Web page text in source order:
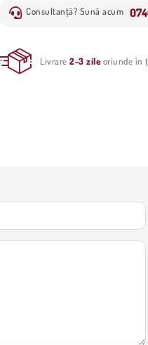
Consultanță? Sună acum
Livrare2-3 zile oriunde în